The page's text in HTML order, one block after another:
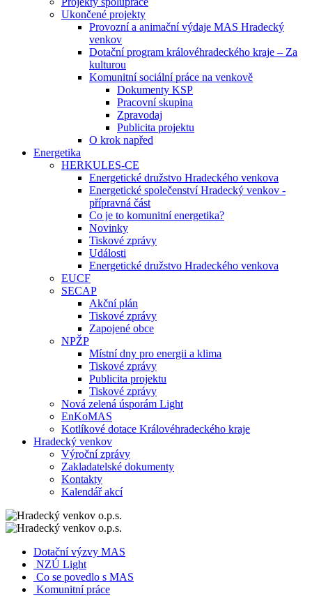
Ukončené projekty
Provozní a animační výdaje MAS Hradecký
venkov
Dotační program královéhradeckého kraje – Za
kulturou
Komunitní sociální práce na venkově
Dokumenty KSP
Pracovní skupina
Zpravodaj
Publicita projektu
O krok napřed
Energetika
HERKULES-CE
Energetické družstvo Hradeckého venkova
Energetické společenství Hradecký venkov -
přípravná část
Co je to komunitní energetika?
Novinky
Tiskové zprávy
Události
Energetické družstvo Hradeckého venkova
EUCF
SECAP
Akční plán
Tiskové zprávy
Zapojené obce
NPŽP
Místní dny pro energii a klima
Tiskové zprávy
Publicita projektu
Tiskové zprávy
Nová zelená úsporám Light
EnKoMAS
Kotlíkové dotace Královéhradeckého kraje
Hradecký venkov
Výroční zprávy
Zakladatelské dokumenty
Kontakty
Kalendář akcí
Dotační výzvy MAS
NZÚ Light
Co se povedlo s MAS
Komunitní práce